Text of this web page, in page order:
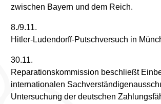
zwischen Bayern und dem Reich.
8./9.11.
Hitler-Ludendorff-Putschversuch in
30.11.
Reparationskommission beschließt
internationalen
Untersuchung der deutschen